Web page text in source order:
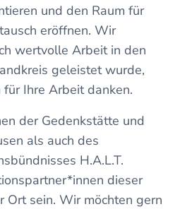
und den Raum für
eröffnen. Wir
wertvolle Arbeit in den
geleistet wurde,
Ihre Arbeit danken.
der Gedenkstätte und
als auch des
H.A.L.T.
dieser
Ort sein. Wir möchten gern